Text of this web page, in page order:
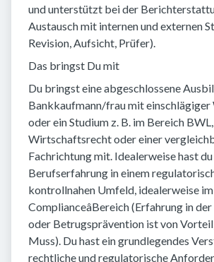
und unterstützt bei der
Austausch mit internen und externen
Revision, Aufsicht, Prüfer).
Das bringst Du mit
Du bringst eine abgeschlossene
Bankkaufmann/frau mit
oder ein Studium z. B. im Bereich BWL,
Wirtschaftsrecht oder einer
Fachrichtung mit. Idealerweise hast
Berufserfahrung in einem
kontrollnahen Umfeld, idealerweise im
ComplianceâBereich (Erfahrung in der
oder Betrugsprävention ist von
Muss). Du hast ein grundlegendes
rechtliche und regulatorische